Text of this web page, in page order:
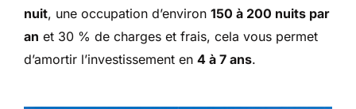
nuit, une occupation d’environ 150 à 200 nuits par
an et 30 % de charges et frais, cela vous permet
d’amortir l’investissement en 4 à 7 ans.